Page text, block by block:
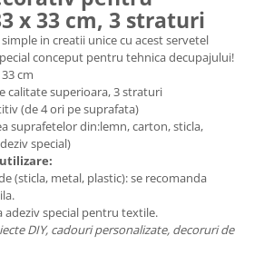
x 33 cm, 3 straturi
in creatii unice cu acest servetel
conceput pentru tehnica decupajului!
cm
calitate superioara, 3 straturi
(de 4 ori pe suprafata)
suprafetelor din:lemn, carton, sticla,
special)
(sticla, metal, plastic): se recomanda
adeziv special pentru textile.
DIY, cadouri personalizate, decoruri de